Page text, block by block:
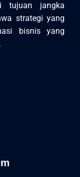
tujuan jangka
strategi yang
bisnis yang